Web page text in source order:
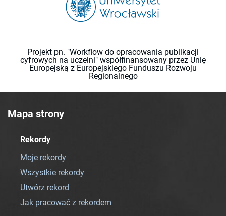
Projekt pn. "Workflow do opracowania publikacji
cyfrowych na uczelni" współfinansowany przez Unię
Europejską z Europejskiego Funduszu Rozwoju
Regionalnego
Mapa strony
Rekordy
Moje rekordy
Wszystkie rekordy
Utwórz rekord
Jak pracować z rekordem